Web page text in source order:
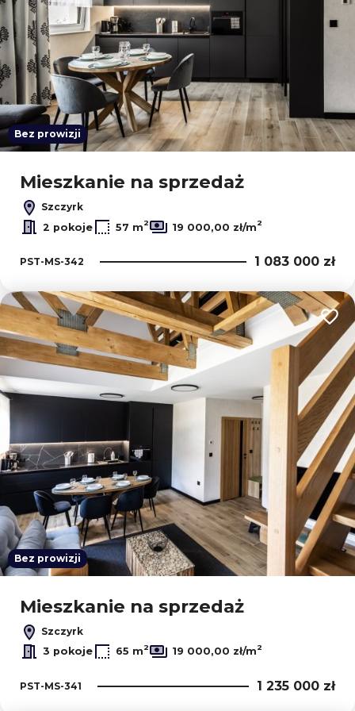
Bez prowizji
Mieszkanie na sprzedaż
Szczyrk
2 pokoje
57 m2 19 000,00 zł/m2
PST-MS-342 1 083 000 zł
Bez prowizji
Mieszkanie na sprzedaż
Szczyrk
3 pokoje
65 m2 19 000,00 zł/m2
PST-MS-341 1 235 000 zł